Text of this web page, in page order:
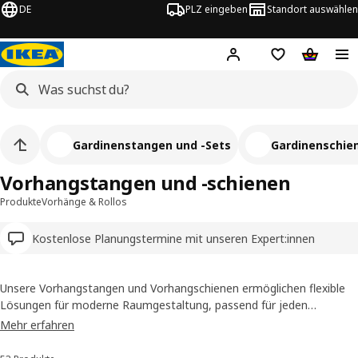
DE PLZ eingeben Standort auswählen
Hej! Hier einloggen
Merkzettel
ProdukteVorhänge & Rollos
Kostenlose Planungstermine mit unseren Expert:innen
Vorhangstangen und -schienen
Gardinenstangen und -Sets
Unsere Vorhangstangen und Vorhangschienen ermöglichen flexible
Lösungen für moderne Raumgestaltung, passend für jeden
Wohnstil. Mit unseren Vorhangstangen lassen sich Schiebevorhänge
Mehr erfahren